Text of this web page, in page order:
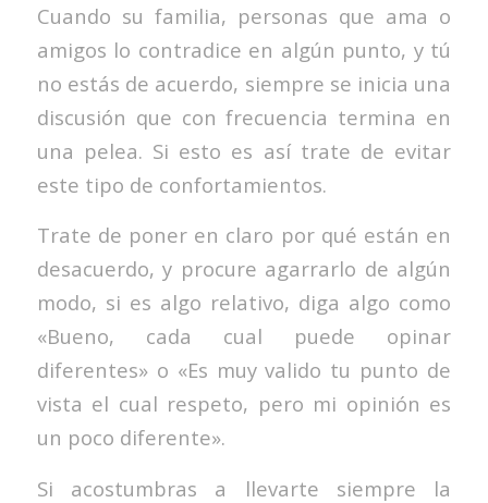
Cuando su familia, personas que ama o
amigos lo contradice en algún punto, y tú
no estás de acuerdo, siempre se inicia una
discusión que con frecuencia termina en
una pelea. Si esto es así trate de evitar
este tipo de confortamientos.
Trate de poner en claro por qué están en
desacuerdo, y procure agarrarlo de algún
modo, si es algo relativo, diga algo como
«Bueno, cada cual puede opinar
diferentes» o «Es muy valido tu punto de
vista el cual respeto, pero mi opinión es
un poco diferente».
Si acostumbras a llevarte siempre la